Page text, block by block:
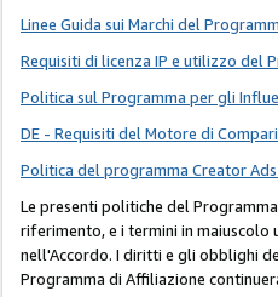
Linee Guida sui Marchi del
Requisiti di licenza IP e utilizzo del
Politica sul Programma per gli
DE - Requisiti del Motore di
Politica del programma Creator
Le presenti politiche del
riferimento, e i termini in
nell'Accordo. I diritti e gli obblighi
Programma di Affiliazione